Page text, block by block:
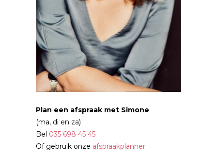
Plan een afspraak met Simone
(ma, di en za)
Bel 035 698 45 45
Of gebruik onze afspraakplanner